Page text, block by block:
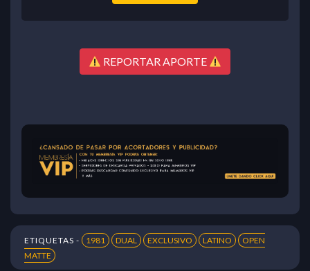
REPORTAR APORTE
ETIQUETAS - 1981 DUAL EXCLUSIVO LATINO
OPEN
MATTE